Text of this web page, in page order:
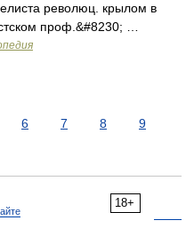
революц. крылом в
проф.&#8230; …
6 7 8
9
18+